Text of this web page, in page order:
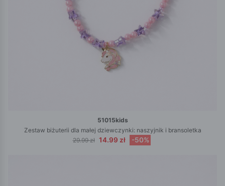
51015kids
Zestaw biżuterii dla małej dziewczynki: naszyjnik i bransoletka
29.99 zł 14.99 zł -50%